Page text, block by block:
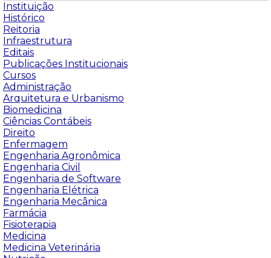
Instituição
Histórico
Reitoria
Infraestrutura
Editais
Publicações Institucionais
Cursos
Administração
Arquitetura e Urbanismo
Biomedicina
Ciências Contábeis
Direito
Enfermagem
Engenharia Agronômica
Engenharia Civil
Engenharia de Software
Engenharia Elétrica
Engenharia Mecânica
Farmácia
Fisioterapia
Medicina
Medicina Veterinária